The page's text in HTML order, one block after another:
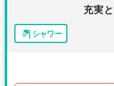
充実
シャワー